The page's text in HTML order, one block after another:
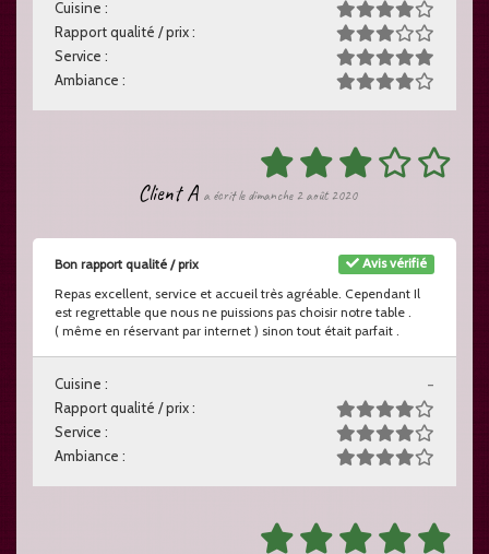
Cuisine :
Rapport qualité / prix :
Service :
Ambiance :
Client A a écrit le dimanche 2 août 2020
Avis vérifié
Bon rapport qualité / prix
Repas excellent, service et accueil très agréable. Cependant Il
est regrettable que nous ne puissions pas choisir notre table .
( même en réservant par internet ) sinon tout était parfait .
-
Cuisine :
Rapport qualité / prix :
Service :
Ambiance :